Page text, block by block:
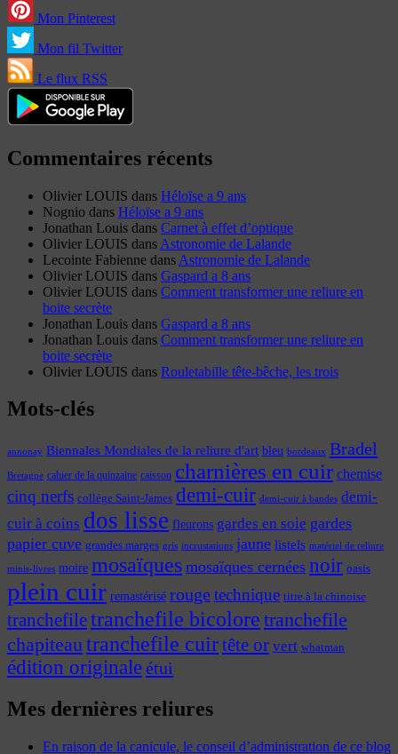
Mon Pinterest
Mon fil Twitter
Le flux RSS
Commentaires récents
Olivier LOUIS dans Héloïse a 9 ans
Nognio dans Héloïse a 9 ans
Jonathan Louis dans Carnet à effet d’optique
Olivier LOUIS dans Astronomie de Lalande
Lecointe Fabienne dans Astronomie de Lalande
Olivier LOUIS dans Gaspard a 8 ans
Olivier LOUIS dans Comment transformer une reliure en
boite secrète
Jonathan Louis dans Gaspard a 8 ans
Jonathan Louis dans Comment transformer une reliure en
boite secrète
Olivier LOUIS dans Rouletabille tête-bêche, les trois
Mots-clés
annonay Biennales Mondiales de la reliure d'art bleu bordeaux Bradel
Bretagne cahier de la quinzaine caisson charnières en cuir chemise
cinq nerfs collège Saint-James demi-cuir demi-cuir à bandes demi-
cuir à coins dos lisse fleurons gardes en soie gardes
papier cuve grandes marges gris incrustations jaune listels matériel de reliure
minis-livres moire mosaïques mosaïques cernées noir oasis
plein cuir remastérisé rougetechnique titre à la chinoise
tranchefiletranchefile bicolore tranchefile
chapiteautranchefile cuirtête or vert whatman
édition originaleétui
Mes dernières reliures
En raison de la canicule, le conseil d’administration de ce blog